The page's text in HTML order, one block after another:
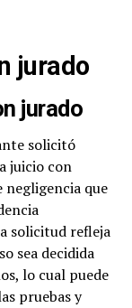
jurado
jurado
solicitó
juicio con
negligencia que
solicitud refleja
sea decidida
lo cual puede
pruebas y